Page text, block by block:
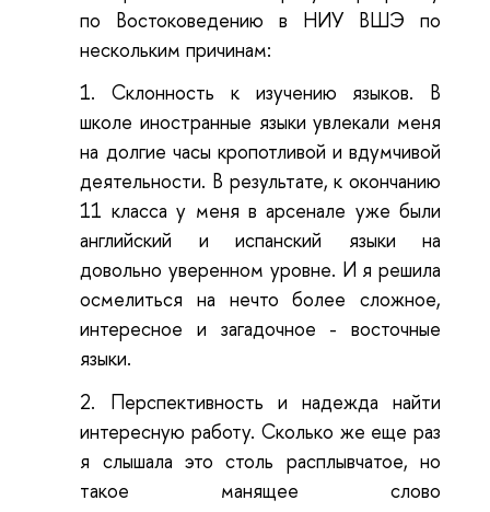
по Востоковедению в НИУ ВШЭ по
нескольким причинам:
1.Склонность к изучению языков. В
школе иностранные языки увлекали меня
на долгие часы кропотливой и вдумчивой
деятельности. В результате, к окончанию
11 класса у меня в арсенале уже были
английский и испанский языки на
довольно уверенном уровне. И я решила
осмелиться на нечто более сложное,
интересное и загадочное - восточные
языки.
2. Перспективность и надежда найти
интересную работу. Сколько же еще раз
я слышала это столь расплывчатое, но
такое манящее слово